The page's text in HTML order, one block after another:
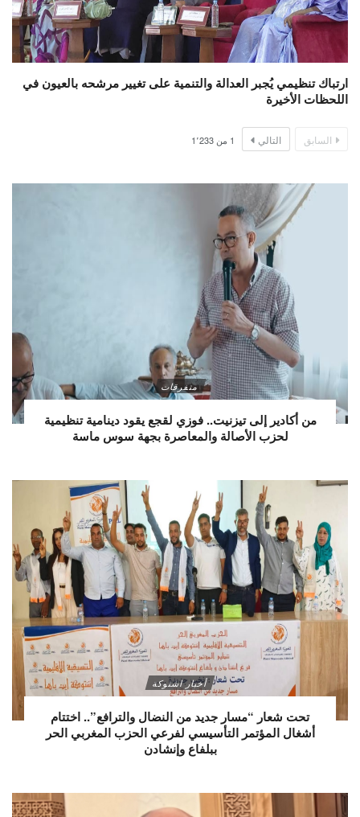
ارتباك تنظيمي يُجبر العدالة والتنمية على تغيير مرشحه بالعيون في
اللحظات الأخيرة
السابق التالي 1 من 1٬233
متفرقات
من أكادير إلى تيزنيت.. فوزي لقجع يقود دينامية تنظيمية
لحزب الأصالة والمعاصرة بجهة سوس ماسة
أخبار اشتوكة
تحت شعار “مسار جديد من النضال والترافع”.. اختتام
أشغال المؤتمر التأسيسي لفرعي الحزب المغربي الحر
ببلفاع وإنشادن